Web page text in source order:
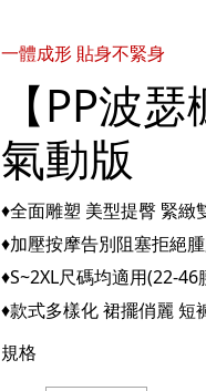
一體成形 貼身不緊身
【PP波
氣動版
♦全面雕塑 美型提臀 緊緻
♦加壓按摩告別阻塞拒絕
♦S~2XL尺碼均適用(22-46
♦款式多樣化 裙擺俏麗 短
規格